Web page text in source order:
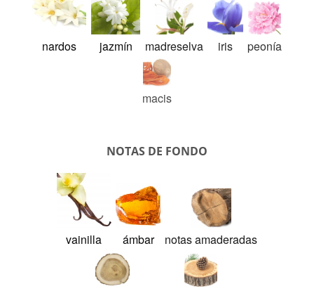
nardos jazmín madreselva iris peonía
macis
NOTAS DE FONDO
vainilla ámbar notas amaderadas